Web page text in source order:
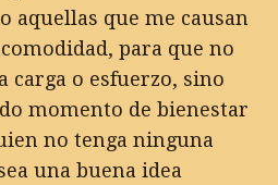
aquellas que me causan
para que no
carga o esfuerzo, sino
momento de bienestar
no tenga ninguna
una buena idea